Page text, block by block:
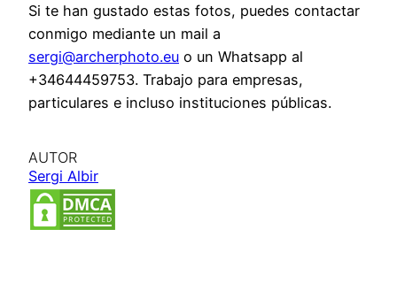
Si te han gustado estas fotos, puedes contactar
conmigo mediante un mail a
sergi@archerphoto.eu o un Whatsapp al
+34644459753. Trabajo para empresas,
particulares e incluso instituciones públicas.
AUTOR
Sergi Albir